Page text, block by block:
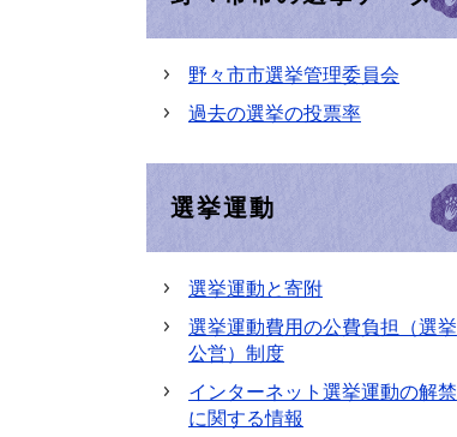
野々市市選挙管理委員会
過去の選挙の投票率
選挙運動
選挙運動と寄附
選挙運動費用の公費負担（選挙
公営）制度
インターネット選挙運動の解禁
に関する情報